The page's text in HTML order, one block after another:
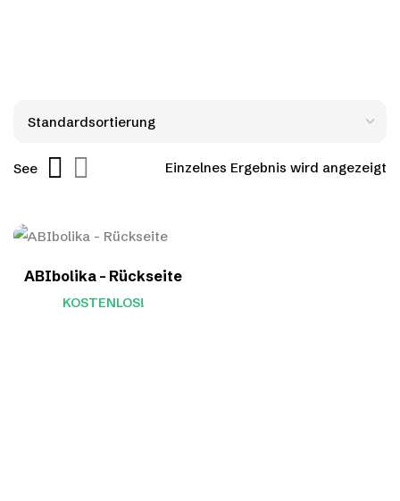
Einzelnes Ergebnis wird angezeigt
See
ABIbolika – Rückseite
KOSTENLOS!